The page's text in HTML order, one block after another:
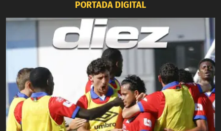
PORTADA DIGITAL